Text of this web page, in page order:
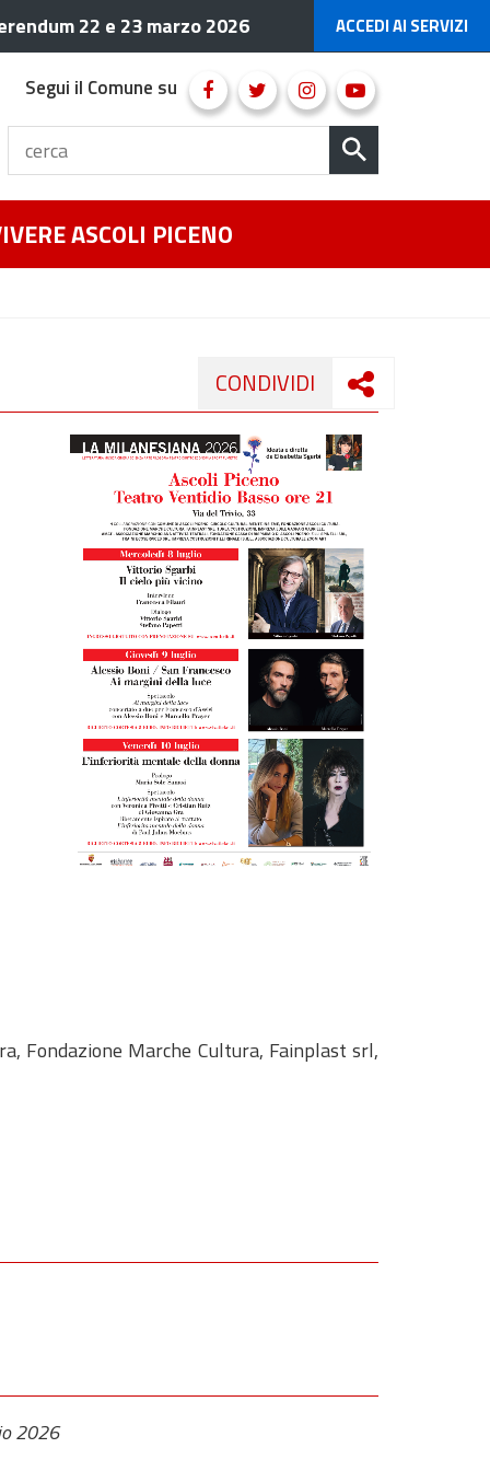
22 e 23 marzo 2026 ACCEDI AI SERVIZI
Segui il Comune su
ASCOLI PICENO
CONDIVIDI
Fondazione Marche Cultura, Fainplast srl,
2026